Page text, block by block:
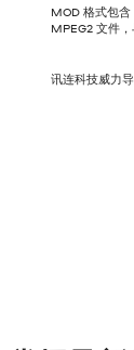
MOD 格式包
MPEG2 文件，
讯连科技威力